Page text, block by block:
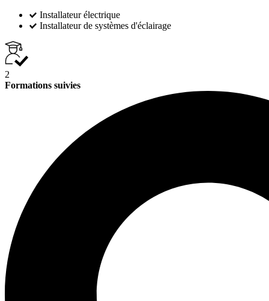
Installateur électrique
Installateur de systèmes d'éclairage
2
Formations suivies